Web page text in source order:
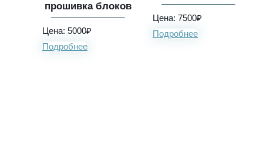
прошивка блоков
Цена: 5000₽
Подробнее
Цена: 7500₽
Подробнее